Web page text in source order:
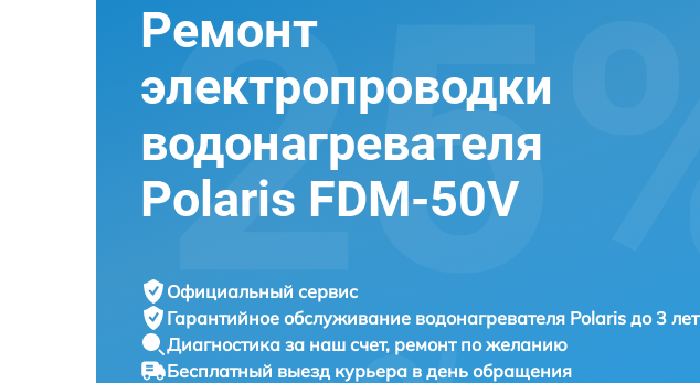
Ремонт
электропроводки
водонагревателя
Polaris FDM-50V
Официальный сервис
Гарантийное обслуживание водонагревателя Polaris до 3 лет
Диагностика за наш счет, ремонт по желанию
Бесплатный выезд курьера в день обращения